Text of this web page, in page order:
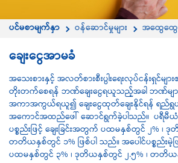
ပင်မစာမျက်နှာ ဝန်ဆောင်မှုများ အထွေထွေ
ချေးငွေအာမခံ
အသေးစားနှင့် အလတ်စားစီးပွါးရေးလုပ်ငန်းရှင်များ၏
တိုးတက်စေရန် ဘဏ်ချေးငွေရယူသည့်အခါ ဘဏ်မျာ
အကာအကွယ်ရယူ၍ ချေးငွေထုတ်ချေးနိုင်ရန် ရည်
အကောင်အထည်ဖေါ် ဆောင်ရွက်ခဲ့ပါသည်။ ပရီမီယံနှုံ
ပစ္စည်းဖြင့် ချေးခြင်းအတွက် ပထမနှစ်တွင် ၂% ၊
တတိယနှစ်တွင် ၁% ဖြစ်ပါ သည်။ အပေါင်ပစ္စည်းမဲ့ဖ
ပထမနှစ်တွင် ၃% ၊ ဒုတိယနှစ်တွင် ၂.၅% ၊ တတိယ